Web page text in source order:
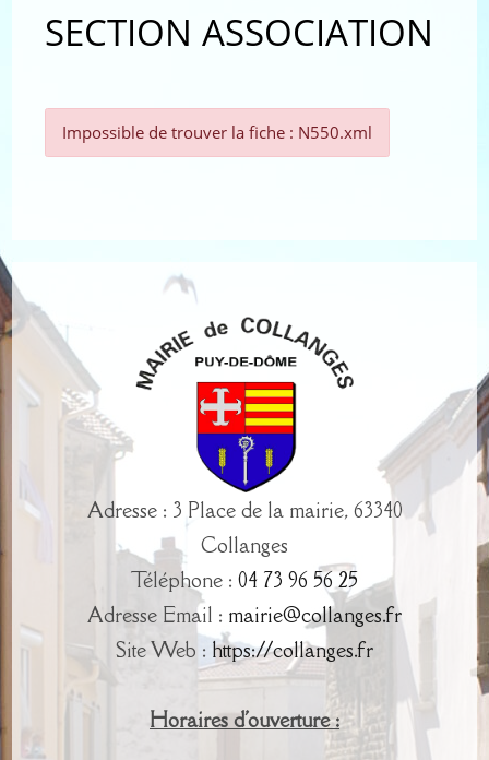
SECTION ASSOCIATION
Impossible de trouver la fiche : N550.xml
Adresse : 3 Place de la mairie, 63340
Collanges
Téléphone : 04 73 96 56 25
Adresse Email : mairie@collanges.fr
Site Web : https://collanges.fr
Horaires d'ouverture :